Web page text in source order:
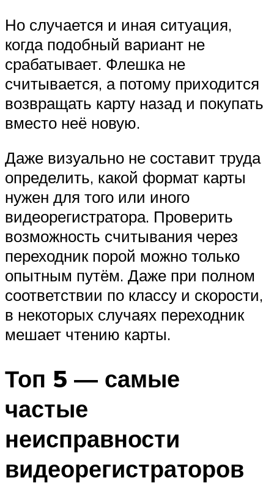
Но случается и иная ситуация,
когда подобный вариант не
срабатывает. Флешка не
считывается, а потому приходится
возвращать карту назад и покупать
вместо неё новую.
Даже визуально не составит труда
определить, какой формат карты
нужен для того или иного
видеорегистратора. Проверить
возможность считывания через
переходник порой можно только
опытным путём. Даже при полном
соответствии по классу и скорости,
в некоторых случаях переходник
мешает чтению карты.
Топ 5 — самые
частые
неисправности
видеорегистраторов